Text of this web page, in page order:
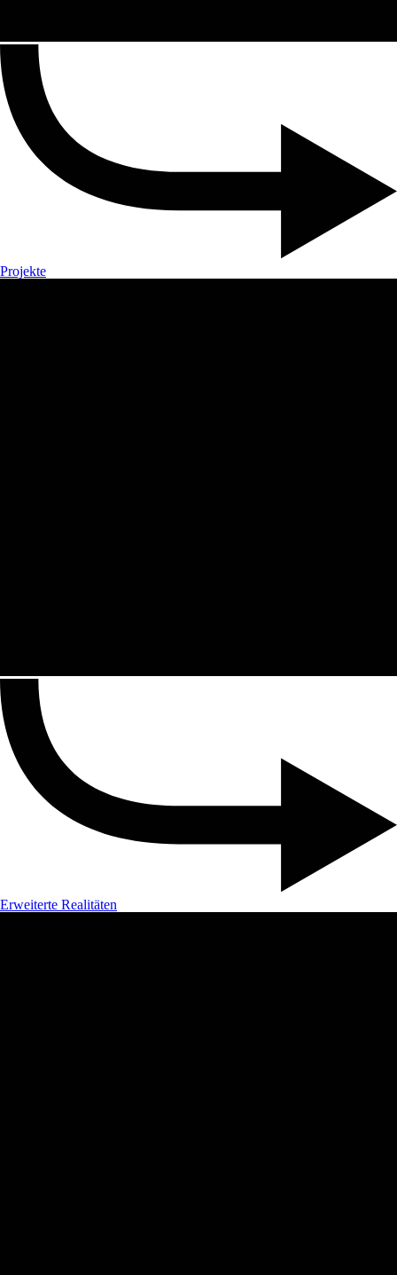
Projekte
Erweiterte Realitäten